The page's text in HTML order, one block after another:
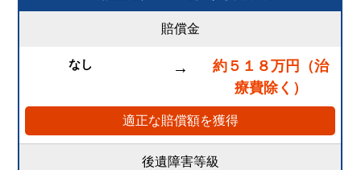
賠償金
なし →
約５１８万円（治
療費除く）
適正な賠償額を獲得
後遺障害等級